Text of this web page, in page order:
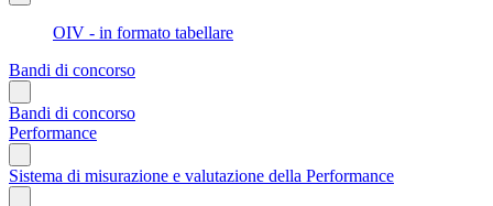
OIV - in formato tabellare
Bandi di concorso
Bandi di concorso
Performance
Sistema di misurazione e valutazione della Performance